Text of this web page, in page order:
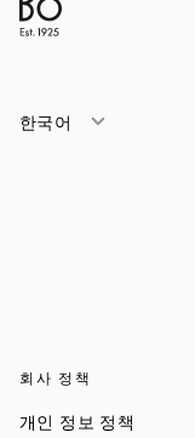
한국어
회사 정책
개인 정보 정책 Link